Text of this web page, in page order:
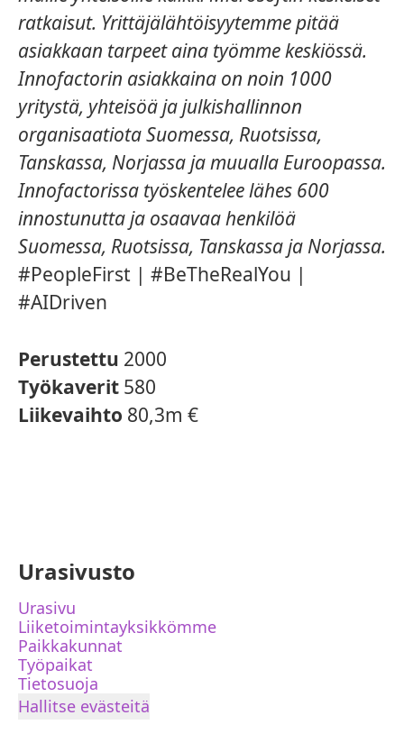
ratkaisut. Yrittäjälähtöisyytemme pitää
asiakkaan tarpeet aina työmme keskiössä.
Innofactorin asiakkaina on noin 1000
yritystä, yhteisöä ja julkishallinnon
organisaatiota Suomessa, Ruotsissa,
Tanskassa, Norjassa ja muualla Euroopassa.
Innofactorissa työskentelee lähes 600
innostunutta ja osaavaa henkilöä
Suomessa, Ruotsissa, Tanskassa ja Norjassa.
#PeopleFirst | #BeTheRealYou |
#AIDriven
Perustettu 2000
Työkaverit 580
Liikevaihto 80,3m €
Urasivusto
Urasivu
Liiketoimintayksikkömme
Paikkakunnat
Työpaikat
Tietosuoja
Hallitse evästeitä